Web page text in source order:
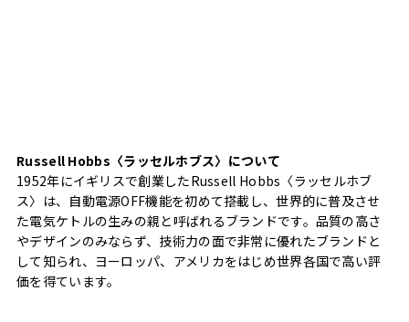
Russell Hobbs〈ラッセルホブス〉について
1952年にイギリスで創業したRussell Hobbs〈ラッセルホブ
ス〉は、自動電源OFF機能を初めて搭載し、世界的に普及させ
た電気ケトルの生みの親と呼ばれるブランドです。品質の高さ
やデザインのみならず、技術力の面で非常に優れたブランドと
して知られ、ヨーロッパ、アメリカをはじめ世界各国で高い評
価を得ています。